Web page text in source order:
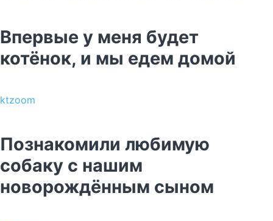
Впервые у меня будет
котёнок, и мы едем домой
ktzoom
Познакомили любимую
собаку с нашим
новорождённым сыном